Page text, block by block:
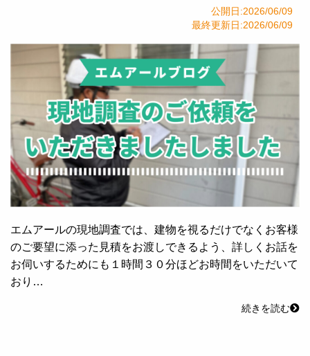
公開日:2026/06/09
最終更新日:2026/06/09
エムアールの現地調査では、建物を視るだけでなくお客様
のご要望に添った見積をお渡しできるよう、詳しくお話を
お伺いするためにも１時間３０分ほどお時間をいただいて
おり…
続きを読む